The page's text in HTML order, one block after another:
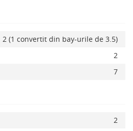
2 (1 convertit din bay-urile de 3.5)
2
7
2